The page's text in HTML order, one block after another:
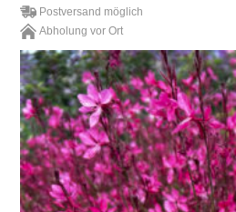
Postversand möglich
Abholung vor Ort